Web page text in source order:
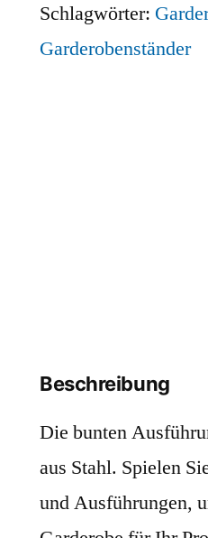
Schlagwörter:
Garderobenständer
Beschreibung
Die bunten
aus Stahl. Spielen
und Ausführungen,